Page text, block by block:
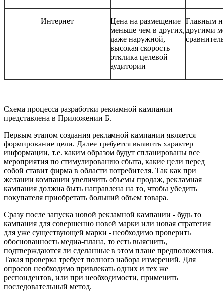
Интернет
Цена на размещение
меньше чем в других,
даже наружной,
высокая скорость
отклика целевой
аудитории
Главным
другими
Схема процесса разработки рекламной кампании
представлена в Приложении Б.
Первым этапом создания рекламной кампании является
формирование цели. Далее требуется выявить характер
информации, т.е. каким образом будут спланированы все
мероприятия по стимулированию сбыта, какие цели перед
собой ставит фирма в области потребителя. Так как при
желании компании увеличить объемы продаж, рекламная
кампания должна быть направлена на то, чтобы убедить
покупателя приобретать больший объем товара.
Сразу после запуска новой рекламной кампании - будь то
кампания для совершенно новой марки или новая стратегия
для уже существующей марки - необходимо проверить
обоснованность медиа-плана, то есть выяснить,
подтверждаются ли сделанные в этом плане предположения.
Такая проверка требует полного набора измерений. Для
опросов необходимо привлекать одних и тех же
респондентов, или при необходимости, применить
последовательный метод.